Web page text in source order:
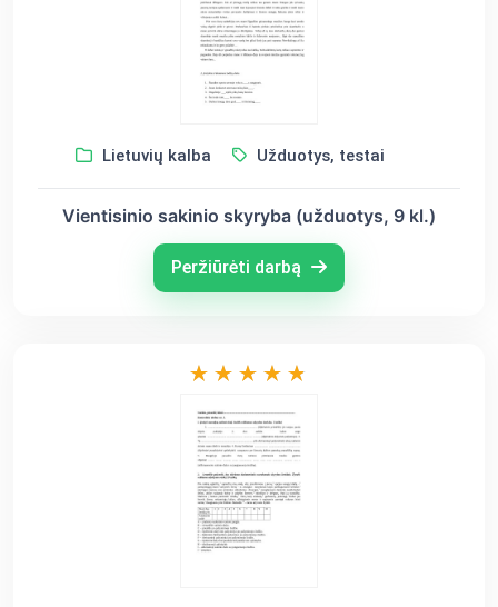
Lietuvių kalba Užduotys, testai
Vientisinio sakinio skyryba (užduotys, 9 kl.)
Peržiūrėti darbą